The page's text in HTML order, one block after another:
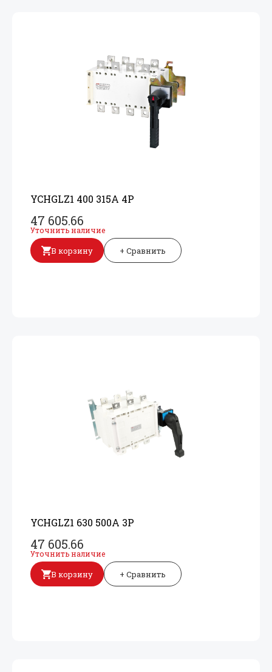
YCHGLZ1 400 315A 4P
47 605.66
Уточнить наличие
В корзину + Сравнить
YCHGLZ1 630 500A 3P
47 605.66
Уточнить наличие
В корзину + Сравнить